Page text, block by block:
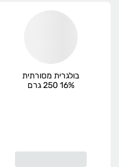
בולגרית מסורתית
16% 250 גרם